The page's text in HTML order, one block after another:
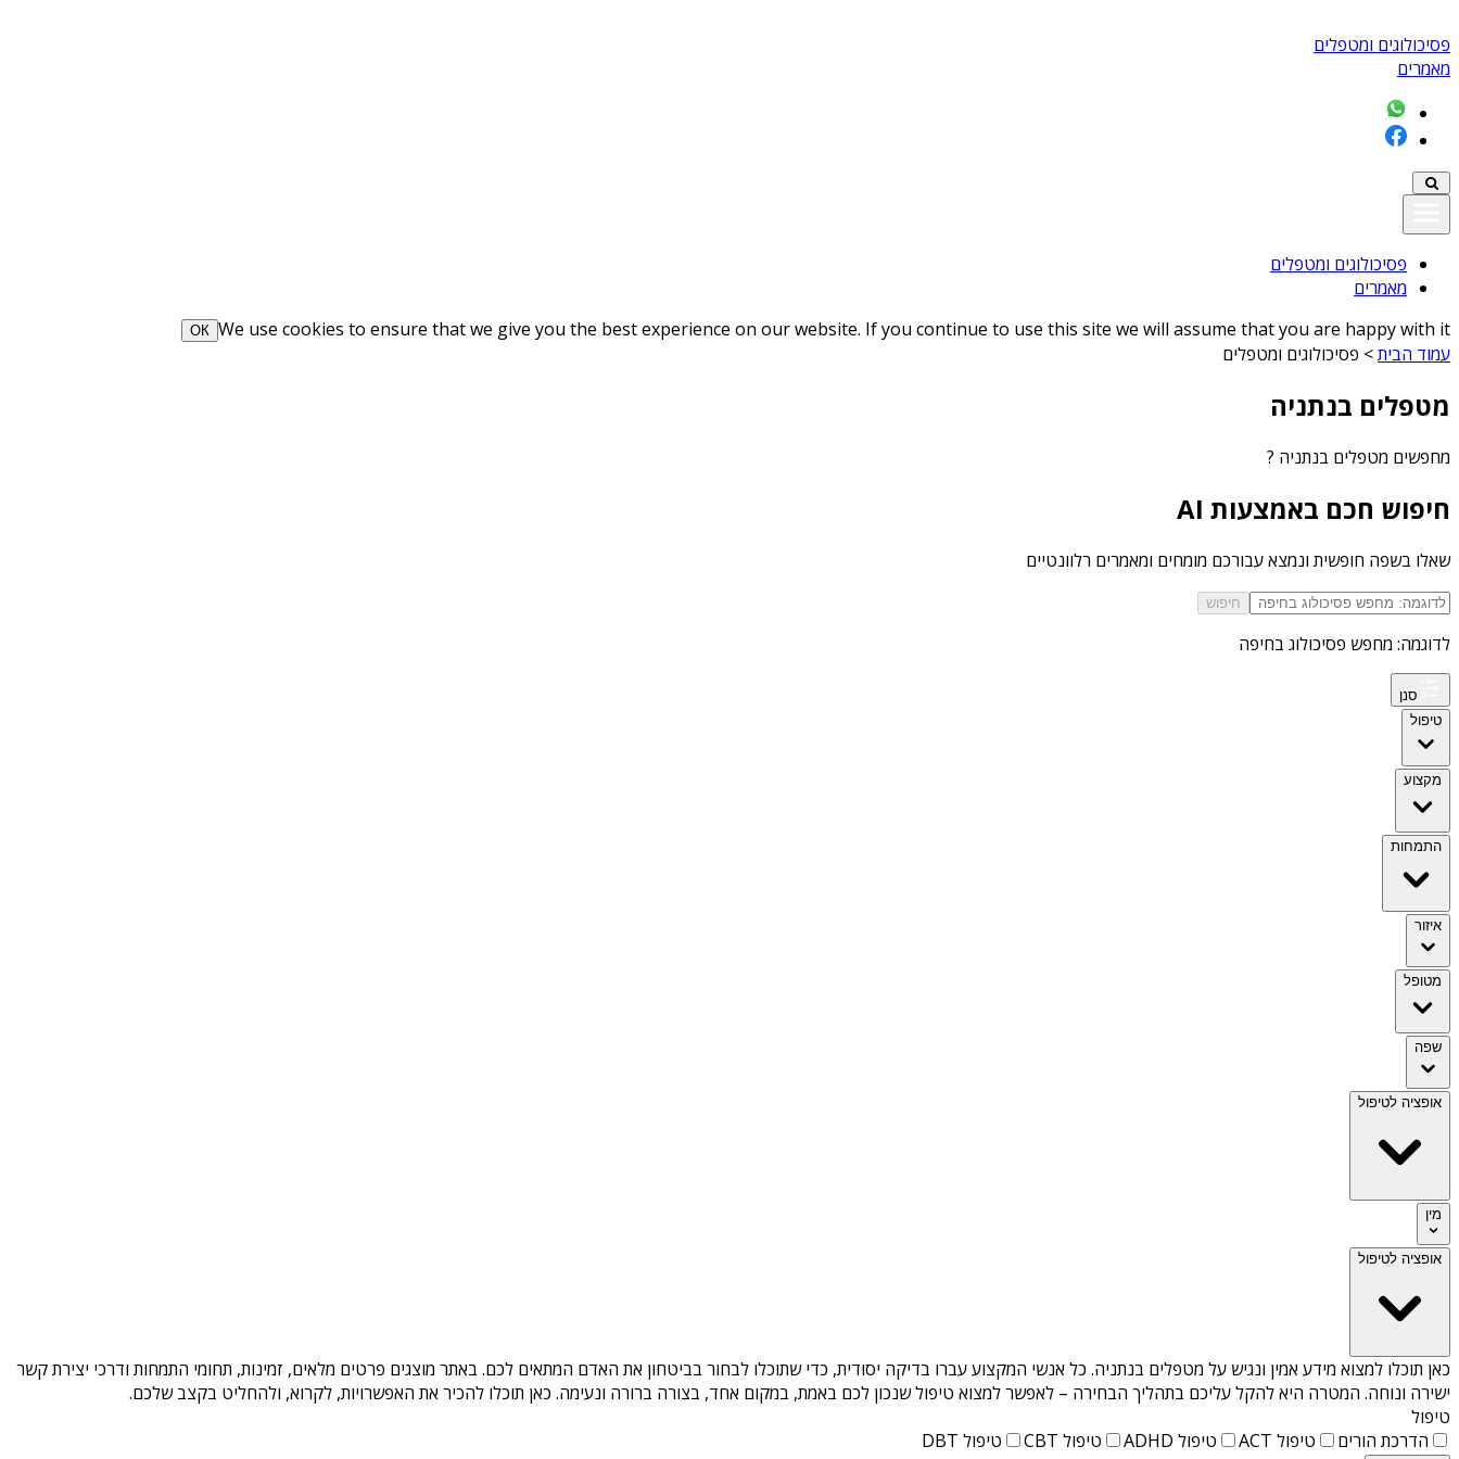
פסיכולוגים ומטפלים
מאמרים
פסיכולוגים ומטפלים
מאמרים
We use cookies to ensure that we give you the best experience on our website. If you continue to use this site we will assume that you are happy with it
ОК
עמוד הבית> פסיכולוגים ומטפלים
מטפלים בנתניה
מחפשים מטפלים בנתניה ?
חיפוש חכם באמצעות AI
שאלו בשפה חופשית ונמצא עבורכם מומחים ומאמרים רלוונטיים
חיפוש
לדוגמה: מחפש פסיכולוג בחיפה
סנן
טיפול
מקצוע
התמחות
איזור
מטופל
שפה
אופציה לטיפול
מין
אופציה לטיפול
כאן תוכלו למצוא מידע אמין ונגיש על מטפלים בנתניה. כל אנשי המקצוע עברו בדיקה יסודית, כדי שתוכלו לבחור בביטחון את האדם המתאים לכם. באתר מוצגים פרטים מלאים, זמינות, תחומי התמחות ודרכי יצירת קשר
ישירה ונוחה. המטרה היא להקל עליכם בתהליך הבחירה – לאפשר למצוא טיפול שנכון לכם באמת, במקום אחד, בצורה ברורה ונעימה. כאן תוכלו להכיר את האפשרויות, לקרוא, ולהחליט בקצב שלכם.
טיפול
הדרכת הורים
טיפול ACT טיפול ADHD טיפול CBT טיפול DBT